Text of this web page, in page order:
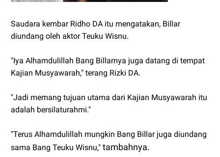
Saudara kembar Ridho DA itu mengatakan, Billar
diundang oleh aktor Teuku Wisnu.
"Iya Alhamdulillah Bang Billarnya juga datang di tempat
Kajian Musyawarah," terang Rizki DA.
"Jadi memang tujuan utama dari Kajian Musyawarah itu
adalah bersilaturahmi."
"Terus Alhamdulillah mungkin Bang Billar juga diundang
sama Bang Teuku Wisnu," tambahnya.